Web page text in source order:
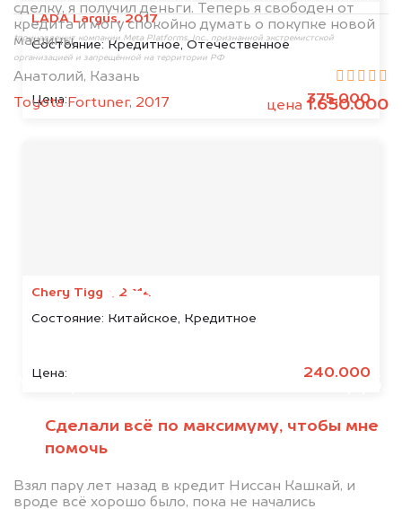
LADA Largus, 2017
Состояние: Кредитное, Отечественное
Цена: 375.000
Chery Tiggo, 2014
Состояние: Китайское, Кредитное
Цена: 240.000
сделку, я получил деньги. Теперь я свободен от
кредита и могу спокойно думать о покупке новой
машины.
Анатолий, Казань
Toyota Fortuner, 2017
цена 1.650.000
Сделали всё по максимуму, чтобы мне
помочь
Взял пару лет назад в кредит Ниссан Кашкай, и
вроде всё хорошо было, пока не начались
*принадлежит компании Meta Platforms, Inc., признанной экстремистской
организацией и запрещённой на территории РФ
БЕСПЛАТНО
Узнайте стоимость автомобиля
Мы купим ваше авто на 20.000 руб.
автоаукционах.